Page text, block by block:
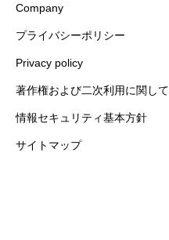
Company
プライバシーポリシー
Privacy policy
著作権および二次利用に関して
情報セキュリティ基本方針
サイトマップ